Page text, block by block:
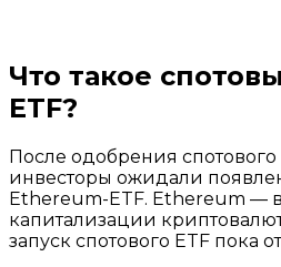
Что такое
ETF?
После одобрения
инвесторы ожидали
Ethereum-ETF. Ethereum —
капитализации
запуск спотового ETF пока